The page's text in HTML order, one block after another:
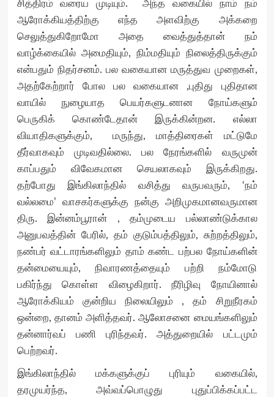
சித்திரம் வரைய முடியும். அந்த வகையில் நாம் நம்
ஆரோக்கியத்திற்கு எந்த அளவிற்கு அக்கறை
செலுத்துகிறோமோ அதை வைத்துத்தான் நம்
வாழ்க்கையில் அமைதியும், நிம்மதியும் நிலைத்திருக்கும்
என்பதும் நிதர்சனம். பல வகையான மருத்துவ முறைகள்,
அதற்கேற்றார் போல பல வகையான ,புதிது புதிதான
வாயில் நுழையாத பெயர்களுடனான நோய்களும்
பெருகிக் கொண்டேதான் இருக்கின்றன. எல்லா
வியாதிகளுக்கும், மருந்து, மாத்திரைகள் மட்டுமே
தீர்வாகவும் முடிவதில்லை. பல நேரங்களில் வருமுன்
காப்பதும் விவேகமான செயலாகவும் இருக்கிறது.
தற்போது இங்கிலாந்தில் வசித்து வருபவரும், ‘நம்
வல்லமை’ வாசகர்களுக்கு நன்கு அறிமுகமானவருமான
திரு. இன்னம்பூரான் , தம்முடைய பல்லாண்டுக்கால
அனுபவத்தின் பேரில், தம் குடும்பத்திலும், சுற்றத்திலும்,
நண்பர் வட்டாரங்களிலும் தாம் கண்ட பற்பல நோய்களின்
தன்மையையும், நிவாரணத்தையும் பற்றி நம்மோடு
பகிர்ந்து கொள்ள விழைகிறார். நீரிழிவு நோயினால்
ஆரோக்கியம் குன்றிய நிலையிலும் , தம் சிறுநீரகம்
ஒன்றை, தானம் அளித்தவர். ஆலோசனை மையங்களிலும்
தன்னார்வப் பணி புரிந்தவர். அத்துறையில் பட்டமும்
பெற்றவர்.
இங்கிலாந்தில் மக்களுக்குப் புரியும் வகையில்,
தரமுயர்ந்த, அவ்வப்பொழுது புதுப்பிக்கப்பட்ட